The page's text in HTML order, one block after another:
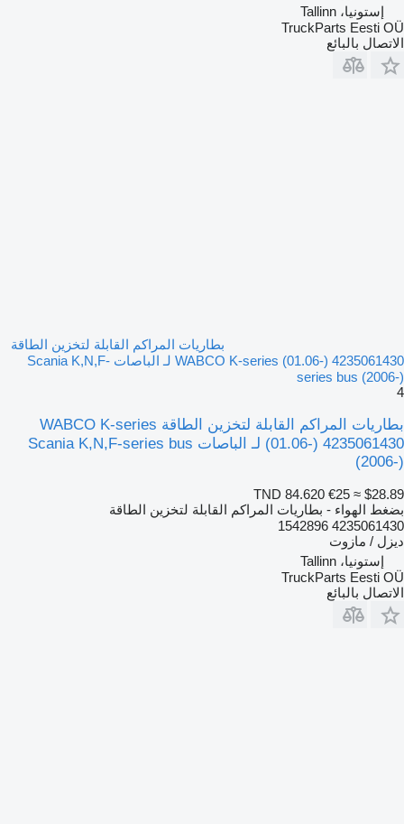
إستونيا، Tallinn
TruckParts Eesti OÜ
الاتصال بالبائع
بطاريات المراكم القابلة لتخزين الطاقة
WABCO K-series (01.06-) 4235061430 لـ الباصات Scania K,N,F-
series bus (2006-)
4
بطاريات المراكم القابلة لتخزين الطاقة WABCO K-series
(01.06-) 4235061430 لـ الباصات Scania K,N,F-series bus
(2006-)
TND 84.620 €25 ≈ $28.89
بضغط الهواء - بطاريات المراكم القابلة لتخزين الطاقة
4235061430 1542896
ديزل / مازوت
إستونيا، Tallinn
TruckParts Eesti OÜ
الاتصال بالبائع